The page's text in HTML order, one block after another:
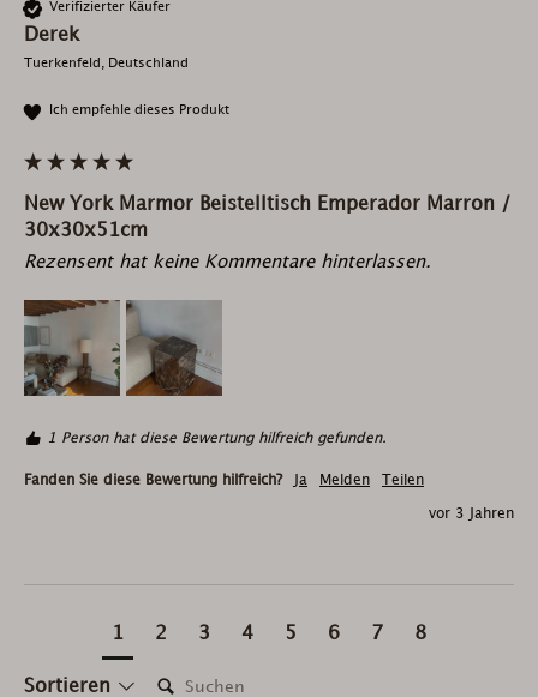
Sortieren
Verifizierter Käufer
Derek
Tuerkenfeld, Deutschland
Ich empfehle dieses Produkt
New York Marmor Beistelltisch Emperador Marron /
30x30x51cm
Rezensent hat keine Kommentare hinterlassen.
1 Person hat diese Bewertung hilfreich gefunden.
Fanden Sie diese Bewertung hilfreich? Ja Melden Teilen
vor 3 Jahren
1 2 3 4 5 6 7 8